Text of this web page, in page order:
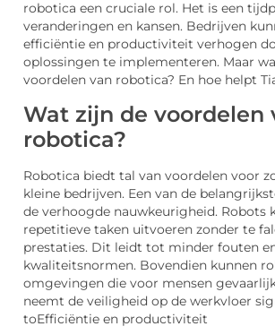
robotica een cruciale rol. Het is een
veranderingen en kansen. Bedrijven
efficiëntie en productiviteit verhogen
oplossingen te implementeren. Maar
voordelen van robotica? En hoe helpt
Wat zijn de voordelen
robotica?
Robotica biedt tal van voordelen voor
kleine bedrijven. Een van de
de verhoogde nauwkeurigheid. Robots
repetitieve taken uitvoeren zonder te
prestaties. Dit leidt tot minder fouten
kwaliteitsnormen. Bovendien kunnen
omgevingen die voor mensen
neemt de veiligheid op de werkvloer
toEfficiëntie en productiviteit